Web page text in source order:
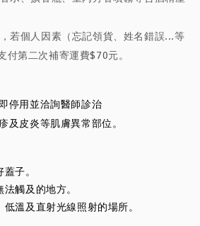
若個人因素（忘記領貨、姓名錯誤...等
第二次補寄運費$70元。
停用並洽詢醫師診治
皮炎等肌膚異常部位。
子。
觸及的地方。
溫及直射光線照射的場所。